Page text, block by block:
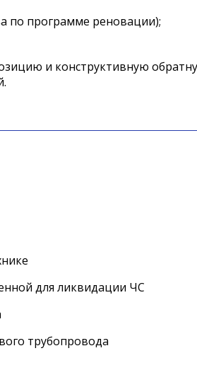
по программе реновации);
и конструктивную
для ликвидации ЧС
трубопровода